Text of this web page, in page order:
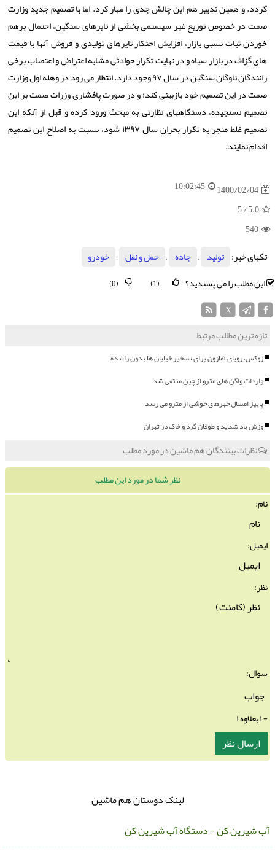
گردد. و همین تدبیر هم این چالش جدی را مهار کرد. اما با تصمیم جدید وزارت
صمت در خصوص توزیع غیر سیستمی بخشی از تایرهای سنگین، احتمال برهم
خوردن ثبات نسبی بازار، افزایش احتکار تایرهای تولیدی و فروش آنها با قیمت
های گزاف در بازار سیاه و در نهایت تکرار حوادثی مشابه اعتراض و اعتصاب برخی
رانندگان ناوگان سنگین در سال ۹۷ وجود دارد. انتظار می رود در وهله اول وزارت
صمت در این تصمیم خود بازبینی کند؛ و در صورت پافشاری وزرات صمت بر این
تصمیم نسنجیده، دستگاههای نظارتی به مبحث ورود کرده و قبل از آنکه این
تصمیم غلط منجر به تکرار بحران سال ۱۳۹۷ شود، نسبت به اصلاح این تصمیم
اقدام نمایند.
1400/02/04
10:02:45
5.0
/ 5
540
تگهای خبر:
تولید , جاده , حمل و نقل ,
خودرو
این مطلب را می پسندید؟
(0)
تازه ترین مطالب مرتبط
زوکس، رویای آمازون برای تسخیر خیابان ها بدون راننده
واردات واگن های مترو از چین منتفی شد
پاییز امسال خبرهای خوشی از مترو می رسد
وزش باد شدید و طوفان گرد و خاک در تهران
نظرات بینندگان هم ماشین در مورد مطلب
نظر شما در مورد این مطلب
نام:
ایمیل:
نظر:
سوال:
لینک دوستان هم ماشین
شیرین کن - دستگاه آب شیرین کن